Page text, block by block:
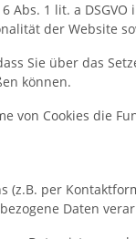
Abs. 1 lit. a
der Website
Sie über das
können.
von Cookies die
(z.B. per
Daten